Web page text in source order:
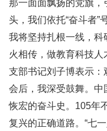
那一面面飘扬的党旗
头，我们依托“奋斗者”
我将坚持扎根一线，
火相传，做教育科技
支部书记刘子博表示
会后，我深受鼓舞。
恢宏的奋斗史。105年
复兴的正确道路。“七